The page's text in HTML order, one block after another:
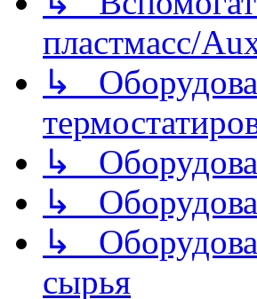
пластмасс/
↳
↳
↳
↳
сырья